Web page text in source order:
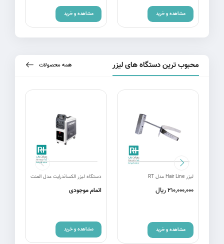
مشاهده و خرید مشاهده و خرید
محبوب ترین دستگاه های لیزر همه محصولات
لیزر Hair Line مدل RT
210,000,000ریال
مشاهده و خرید
دستگاه لیزر الکساندرایت مدل المنت
اتمام موجودی
مشاهده و خرید